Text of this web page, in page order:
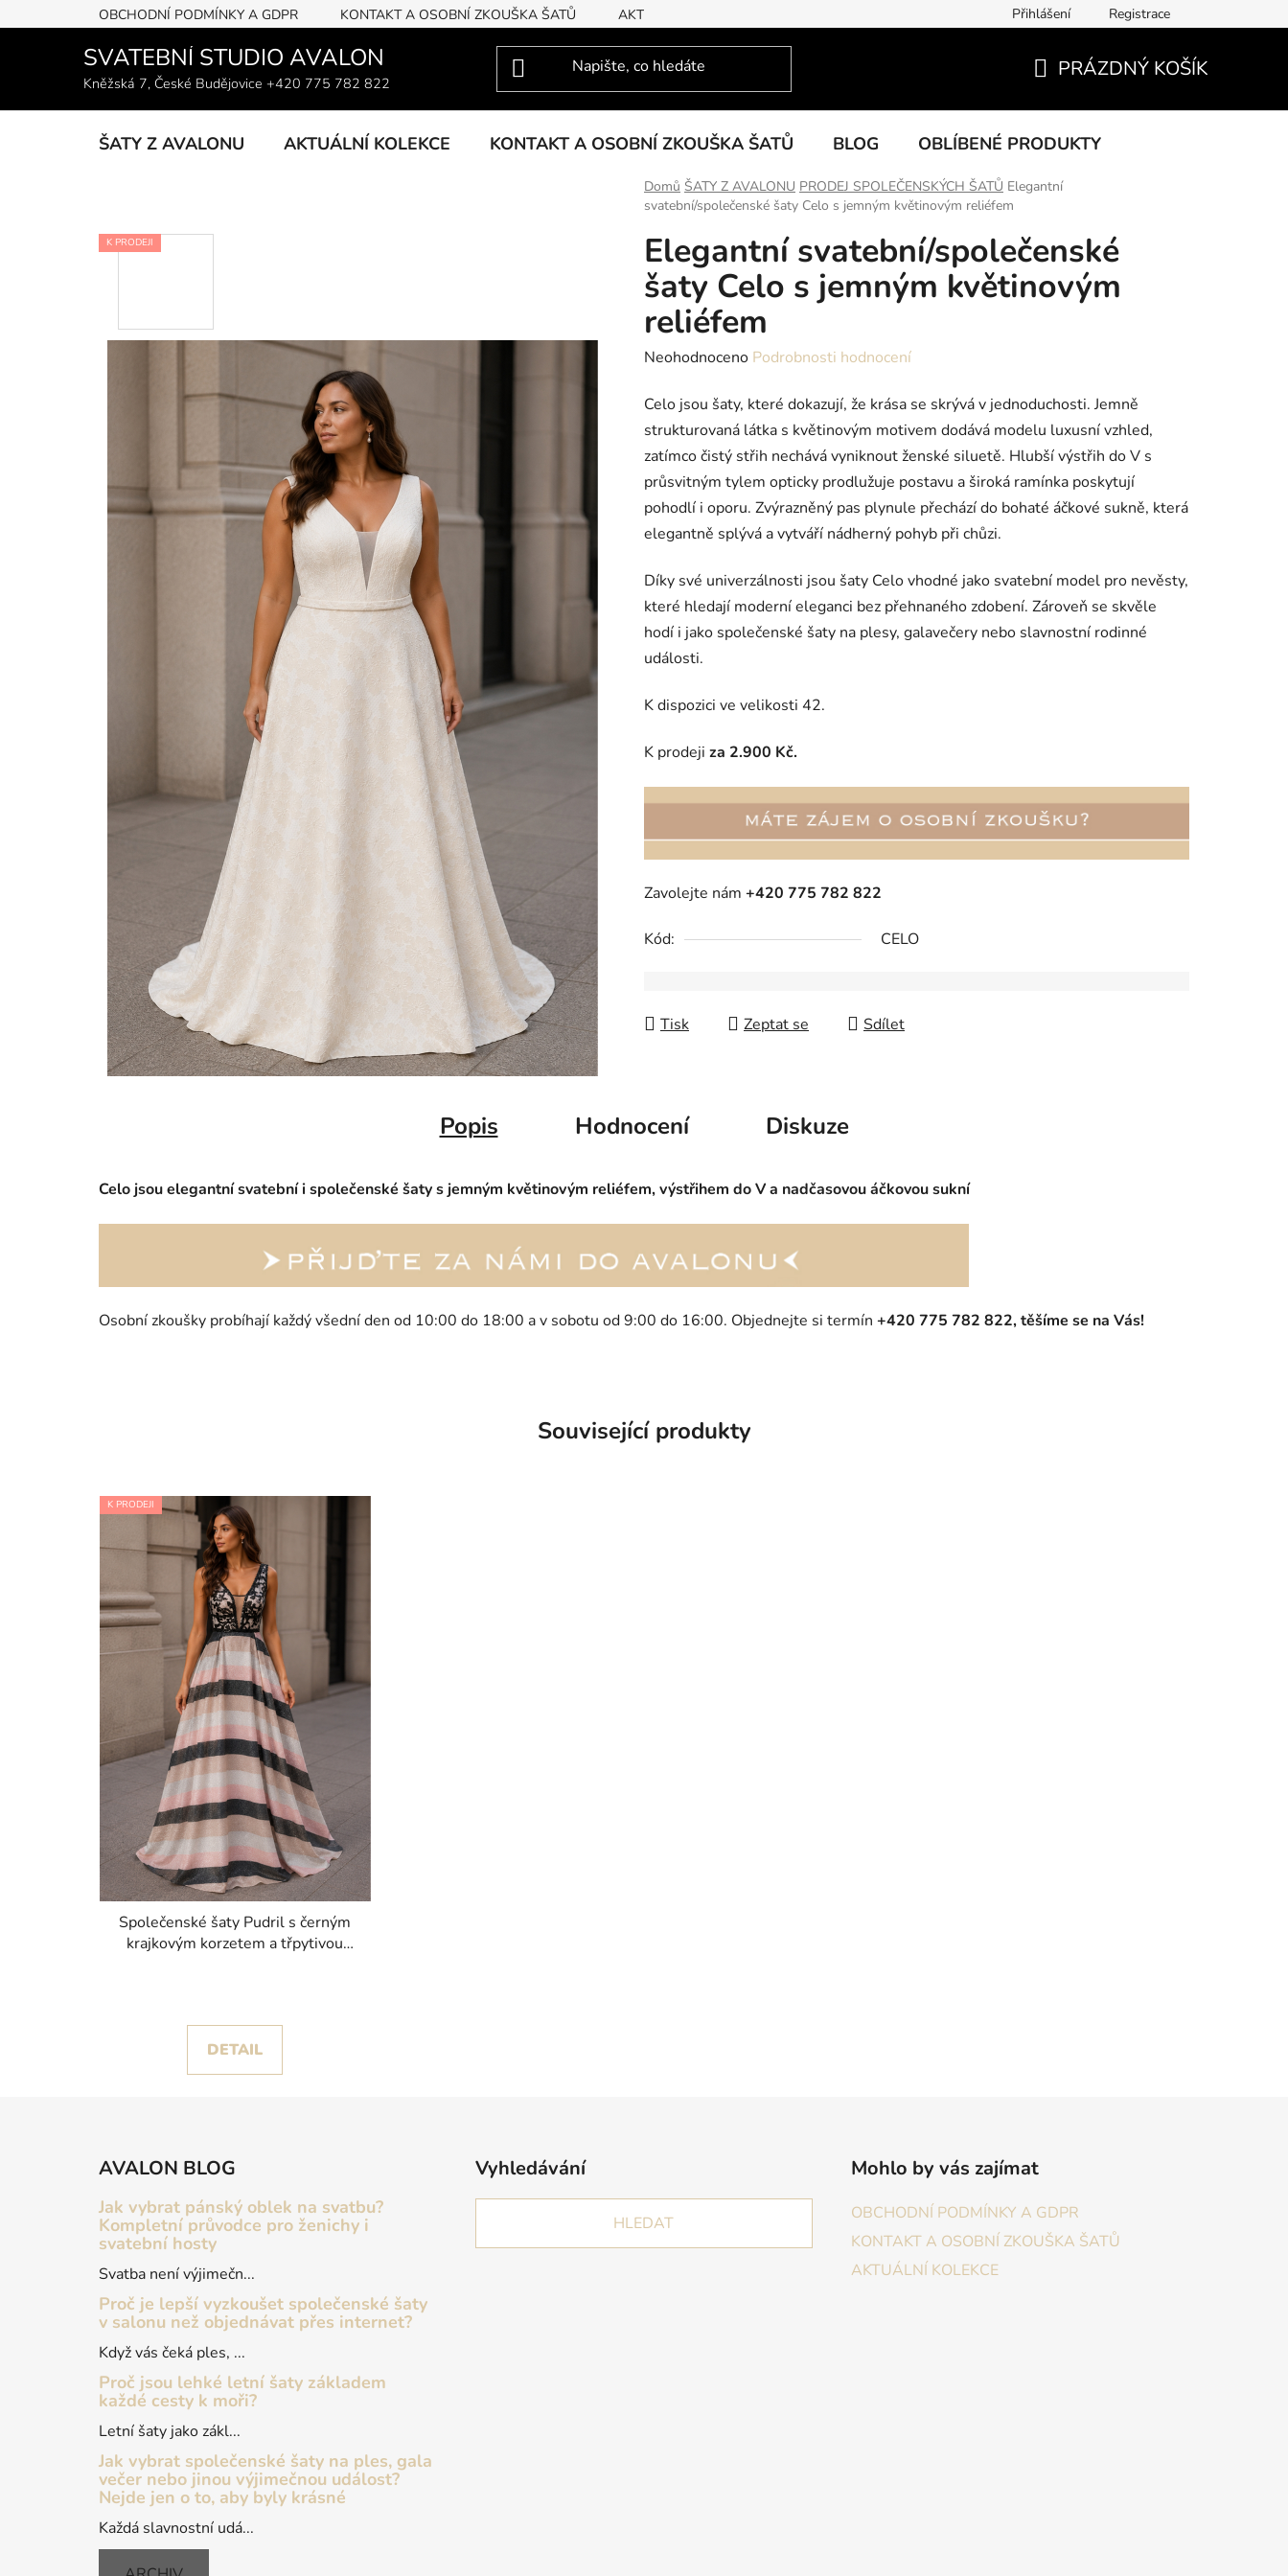
na
OBCHODNÍ PODMÍNKY A GDPR KONTAKT A OSOBNÍ ZKOUŠKA ŠATŮ AKTUÁLNÍ KOLEKCE Přihlášení Registrace
SVATEBNÍ STUDIO AVALON
Kněžská 7, České Budějovice +420 775 782 822
KOŠÍK
PRÁZDNÝ KOŠÍK
ŠATY Z AVALONU AKTUÁLNÍ KOLEKCE KONTAKT A OSOBNÍ ZKOUŠKA ŠATŮ BLOG OBLÍBENÉ PRODUKTY
Domů ŠATY Z AVALONU PRODEJ SPOLEČENSKÝCH ŠATŮ Elegantní
svatební/společenské šaty Celo s jemným květinovým reliéfem
Elegantní svatební/společenské
šaty Celo s jemným květinovým
reliéfem
Průměrné
produktu
je
0,0
z
5
hvězdiček.
Neohodnoceno Podrobnosti hodnocení
Celo jsou šaty, které dokazují, že krása se skrývá v jednoduchosti. Jemně
strukturovaná látka s květinovým motivem dodává modelu luxusní vzhled,
zatímco čistý střih nechává vyniknout ženské siluetě. Hlubší výstřih do V s
průsvitným tylem opticky prodlužuje postavu a široká ramínka poskytují
pohodlí i oporu. Zvýrazněný pas plynule přechází do bohaté áčkové sukně, která
elegantně splývá a vytváří nádherný pohyb při chůzi.
Díky své univerzálnosti jsou šaty Celo vhodné jako svatební model pro nevěsty,
které hledají moderní eleganci bez přehnaného zdobení. Zároveň se skvěle
hodí i jako společenské šaty na plesy, galavečery nebo slavnostní rodinné
události.
K dispozici ve velikosti 42.
K prodeji za 2.900 Kč.
Zavolejte nám +420 775 782 822
Kód: CELO
Tisk Zeptat se Sdílet
K PRODEJI
Popis Hodnocení Diskuze
Celo jsou elegantní svatební i společenské šaty s jemným květinovým reliéfem, výstřihem do V a nadčasovou áčkovou sukní
Osobní zkoušky probíhají každý všední den od 10:00 do 18:00 a v sobotu od 9:00 do 16:00. Objednejte si termín +420 775 782 822, těšíme se na Vás!
Související produkty
K PRODEJI
Společenské šaty Pudril s černým
krajkovým korzetem a třpytivou
DETAIL
AVALON BLOG
Jak vybrat pánský oblek na svatbu?
Kompletní průvodce pro ženichy i
svatební hosty
Svatba není výjimečn...
Proč je lepší vyzkoušet společenské šaty
v salonu než objednávat přes internet?
Když vás čeká ples, ...
Proč jsou lehké letní šaty základem
každé cesty k moři?
Letní šaty jako zákl...
Jak vybrat společenské šaty na ples, gala
večer nebo jinou výjimečnou událost?
Nejde jen o to, aby byly krásné
Každá slavnostní udá...
Vyhledávání
HLEDAT
Mohlo by vás zajímat
OBCHODNÍ PODMÍNKY A GDPR
KONTAKT A OSOBNÍ ZKOUŠKA ŠATŮ
AKTUÁLNÍ KOLEKCE